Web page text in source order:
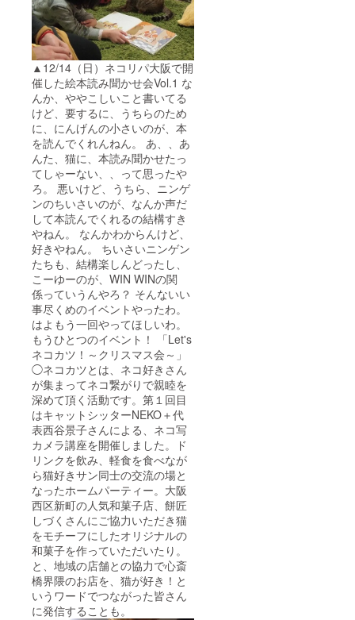
▲12/14（日）ネコリパ大阪で開
催した絵本読み聞かせ会Vol.1 な
んか、ややこしいこと書いてる
けど、要するに、うちらのため
に、にんげんの小さいのが、本
を読んでくれんねん。 あ、、あ
んた、猫に、本読み聞かせたっ
てしゃーない、、って思ったや
ろ。 悪いけど、うちら、ニンゲ
ンのちいさいのが、なんか声だ
して本読んでくれるの結構すき
やねん。 なんかわからんけど、
好きやねん。 ちいさいニンゲン
たちも、結構楽しんどったし、
こーゆーのが、WIN WINの関
係っていうんやろ？ そんないい
事尽くめのイベントやったわ。
はよもう一回やってほしいわ。
もうひとつのイベント！ 「Let's
ネコカツ！～クリスマス会～」
◯ネコカツとは、ネコ好きさん
が集まってネコ繋がりで親睦を
深めて頂く活動です。第１回目
はキャットシッターNEKO＋代
表西谷景子さんによる、ネコ写
カメラ講座を開催しました。ド
リンクを飲み、軽食を食べなが
ら猫好きサン同士の交流の場と
なったホームパーティー。大阪
西区新町の人気和菓子店、餅匠
しづくさんにご協力いただき猫
をモチーフにしたオリジナルの
和菓子を作っていただいたり。
と、地域の店舗との協力で心斎
橋界隈のお店を、猫が好き！と
いうワードでつながった皆さん
に発信することも。